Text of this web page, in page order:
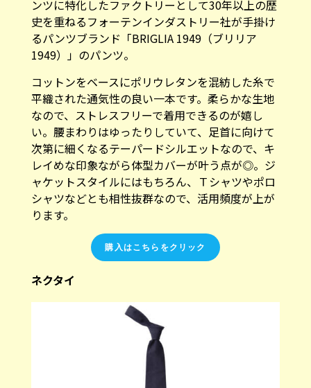
ンツに特化したファクトリーとして30年以上の歴
史を重ねるフォーテンインダストリー社が手掛け
るパンツブランド「BRIGLIA 1949（ブリリア
1949）」のパンツ。
コットンをベースにポリウレタンを混紡した糸で
平織された通気性の良い一本です。柔らかな生地
なので、ストレスフリーで着用できるのが嬉し
い。腰まわりはゆったりしていて、足首に向けて
次第に細くなるテーパードシルエットなので、キ
レイめな印象ながら体型カバーが叶う点が◎。ジ
ャケットスタイルにはもちろん、Ｔシャツやポロ
シャツなどとも相性抜群なので、活用頻度が上が
ります。
購入はこちらをクリック
ネクタイ